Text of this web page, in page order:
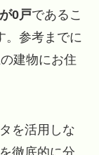
0戸であるこ
。参考までに
建物にお住
を活用しな
徹底的に分